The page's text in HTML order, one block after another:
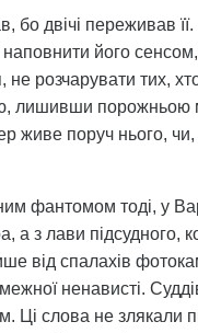
бо двічі переживав
його
розчарувати тих,
лишивши
живе поруч нього,
фантомом тоді, у
а з лави підсудного,
від спалахів
ненависті.
Ці слова не злякали